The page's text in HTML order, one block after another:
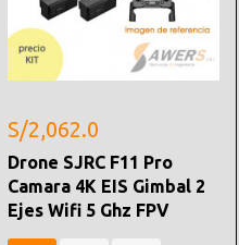
S/2,062.0
Drone SJRC F11 Pro
Camara 4K EIS Gimbal 2
Ejes Wifi 5 Ghz FPV